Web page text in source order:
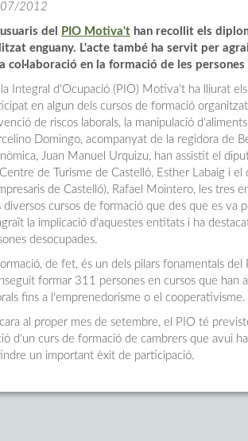
2012
del PIO Motiva't han recollit els
enguany. L'acte també ha servit per
col·laboració en la formació de les persones
Integral d'Ocupació (PIO) Motiva't ha lliurat
en algun dels cursos de formació
de riscos laborals, la manipulació
Domingo, acompanyat de la regidora de
Juan Manuel Urquizu, han assistit el
de Turisme de Castelló, Esther Labaig i
de Castelló), Rafael Mointero, les tres
diversos cursos de formació que des que es va
la implicació d'aquestes entitats i ha
desocupades.
de fet, és un dels pilars fonamentals
formar 311 persones en cursos que han
fins a l'emprenedorisme o el cooperativisme.
al proper mes de setembre, el PIO té
d'un curs de formació de cambrers que avui
un important èxit de participació.